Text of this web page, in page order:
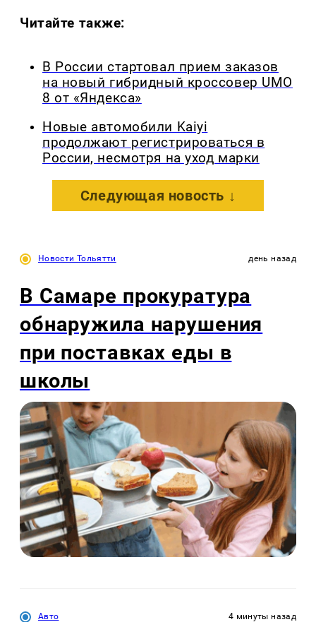
Читайте также:
В России стартовал прием заказов
на новый гибридный кроссовер UMO
8 от «Яндекса»
Новые автомобили Kaiyi
продолжают регистрироваться в
России, несмотря на уход марки
Следующая новость ↓
Новости Тольятти день назад
В Самаре прокуратура
обнаружила нарушения
при поставках еды в
школы
Авто 4 минуты назад